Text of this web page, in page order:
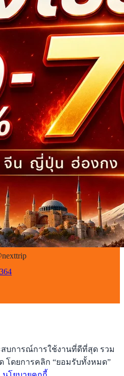
บการณ์การใช้งานที่ดีที่สุด รวม
โดยการคลิก “ยอมรับทั้งหมด”